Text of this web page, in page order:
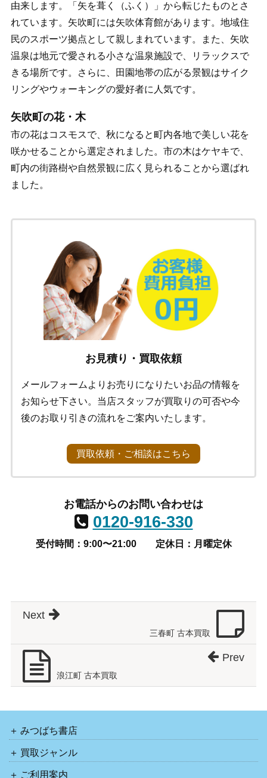
由来します。「矢を葺く（ふく）」から転じたものとさ
れています。矢吹町には矢吹体育館があります。地域住
民のスポーツ拠点として親しまれています。また、矢吹
温泉は地元で愛される小さな温泉施設で、リラックスで
きる場所です。さらに、田園地帯の広がる景観はサイク
リングやウォーキングの愛好者に人気です。
矢吹町の花・木
市の花はコスモスで、秋になると町内各地で美しい花を
咲かせることから選定されました。市の木はケヤキで、
町内の街路樹や自然景観に広く見られることから選ばれ
ました。
お見積り・買取依頼
メールフォームよりお売りになりたいお品の情報を
お知らせ下さい。当店スタッフが買取りの可否や今
後のお取り引きの流れをご案内いたします。
買取依頼・ご相談はこちら
お電話からのお問い合わせは
0120-916-330
受付時間：9:00〜21:00 定休日：月曜定休
三春町 古本買取
Next
浪江町 古本買取
Prev
みつばち書店
買取ジャンル
ご利用案内